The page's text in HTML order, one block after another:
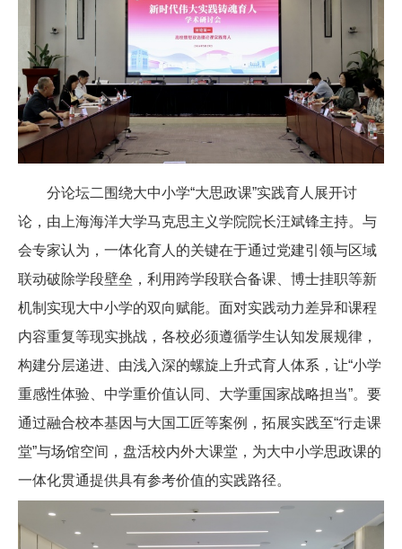
分论坛二围绕大中小学“大思政课”实践育人展开讨
论，由上海海洋大学马克思主义学院院长汪斌锋主持。与
会专家认为，一体化育人的关键在于通过党建引领与区域
联动破除学段壁垒，利用跨学段联合备课、博士挂职等新
机制实现大中小学的双向赋能。面对实践动力差异和课程
内容重复等现实挑战，各校必须遵循学生认知发展规律，
构建分层递进、由浅入深的螺旋上升式育人体系，让“小学
重感性体验、中学重价值认同、大学重国家战略担当”。要
通过融合校本基因与大国工匠等案例，拓展实践至“行走课
堂”与场馆空间，盘活校内外大课堂，为大中小学思政课的
一体化贯通提供具有参考价值的实践路径。